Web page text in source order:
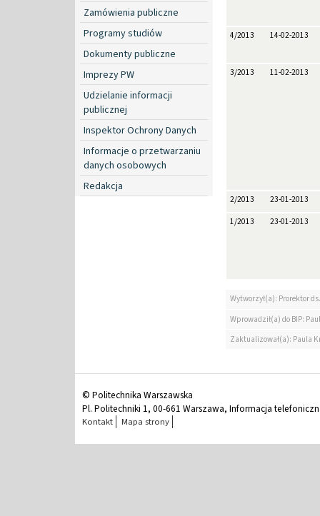
Zamówienia publiczne
Programy studiów
Dokumenty publiczne
Imprezy PW
Udzielanie informacji
publicznej
Inspektor Ochrony Danych
Informacje o przetwarzaniu
danych osobowych
Redakcja
4/2013 14-02-2013
3/2013 11-02-2013
2/2013 23-01-2013
1/2013 23-01-2013
Wytworzył(a): Prorektor
Wprowadził(a) do BIP:
Zaktualizował(a): Paula
© Politechnika Warszawska
Pl. Politechniki 1, 00-661 Warszawa, Informacja
Kontakt Mapa strony